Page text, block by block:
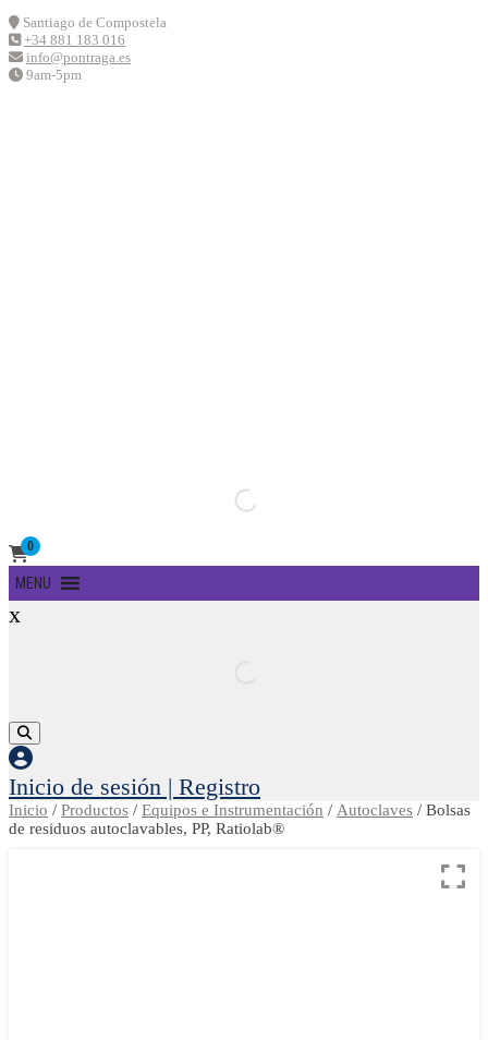
Skip
to
content
Santiago de Compostela
+34 881 183 016
info@pontraga.es
9am-5pm
0
Primary
Menu
MENU
x
Inicio de sesión | Registro
Inicio / Productos / Equipos e Instrumentación / Autoclaves / Bolsas
de residuos autoclavables, PP, Ratiolab®